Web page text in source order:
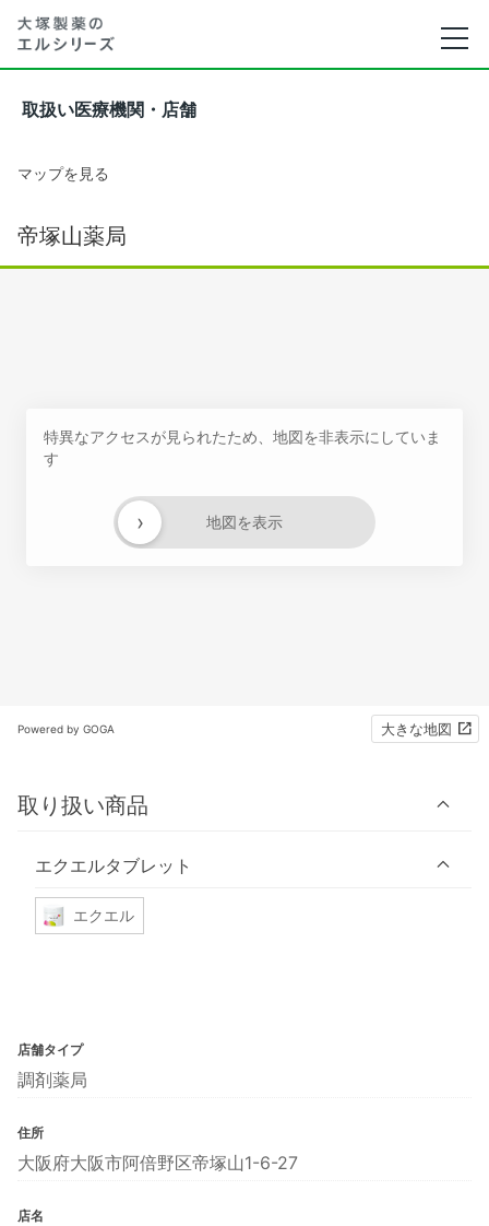
取扱い医療機関・店舗
マップを見る
帝塚山薬局
特異なアクセスが見られたため、地図を非表示にしていま
す
地図を表示
›
Powered by GOGA 大きな地図
取り扱い商品
エクエルタブレット
エクエル
店舗タイプ
調剤薬局
住所
大阪府大阪市阿倍野区帝塚山1-6-27
店名